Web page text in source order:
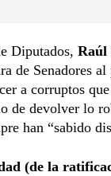
Diputados,
de Senadores
a corruptos
de devolver lo
han “sabido
(de la